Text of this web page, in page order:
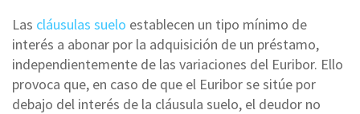
Las cláusulas suelo establecen un tipo mínimo de
interés a abonar por la adquisición de un préstamo,
independientemente de las variaciones del Euribor. Ello
provoca que, en caso de que el Euribor se sitúe por
debajo del interés de la cláusula suelo, el deudor no